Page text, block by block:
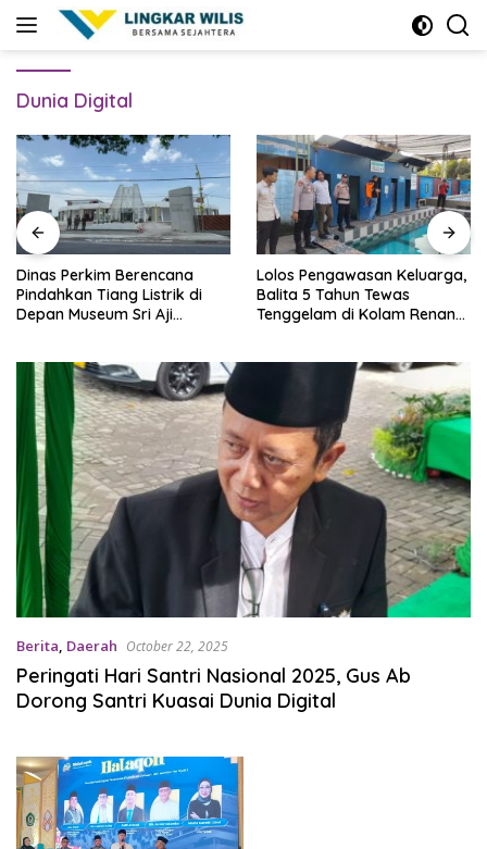
Dunia Digital
Dinas Perkim Berencana
Pindahkan Tiang Listrik di
Depan Museum Sri Aji
Lolos Pengawasan Keluarga,
Balita 5 Tahun Tewas
Tenggelam di Kolam Renang
Berita, Daerah October 22, 2025
Peringati Hari Santri Nasional 2025, Gus Ab
Dorong Santri Kuasai Dunia Digital